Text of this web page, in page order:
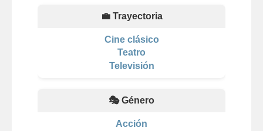
💼 Trayectoria
Cine clásico
Teatro
Televisión
🎭 Género
Acción